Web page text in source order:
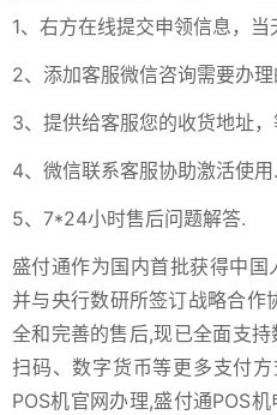
1、右方在线提交申领信息，当
2、添加客服微信咨询需要办
3、提供给客服您的收货地址
4、微信联系客服协助激活使用.
5、7*24小时售后问题解答.
盛付通作为国内首批获得中
并与央行数研所签订战略合作
全和完善的售后,现已全面支持
扫码、数字货币等更多支付
POS机官网办理,盛付通POS